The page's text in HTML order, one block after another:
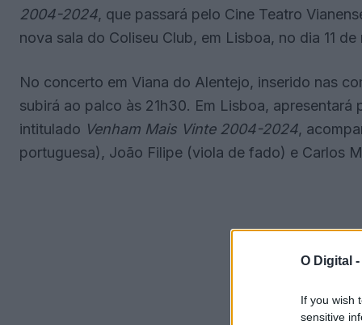
O Digital -
If you wish
sensitive
2004-2024, que passará pelo Cine Teatro
nova sala do Coliseu Club, em Lisboa, no dia 11 de
No concerto em Viana do Alentejo, inserido nas
subirá ao palco às 21h30. Em Lisboa,
intitulado Venham Mais Vinte 2004-2024,
portuguesa), João Filipe (viola de fado) e Carlos